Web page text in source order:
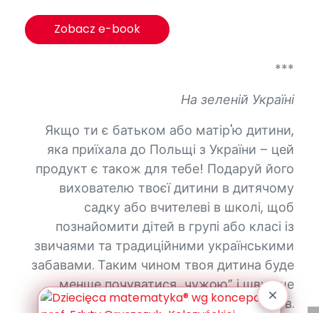
Zobacz e-book
***
На зеленій Україні
Якщо ти є батьком або матір'ю дитини,
яка приїхала до Польщі з України – цей
продукт є також для тебе! Подаруй його
вихователю твоєї дитини в дитячому
садку або вчителеві в школі, щоб
познайомити дітей в групі або класі із
звичаями та традиційними українськими
забавами. Таким чином твоя дитина буде
менше почуватися„чужою”і швидше
пристосується до нових для неї умов.